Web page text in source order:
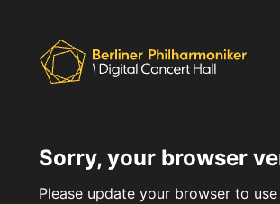
Sorry, your browser
Please update your browser to